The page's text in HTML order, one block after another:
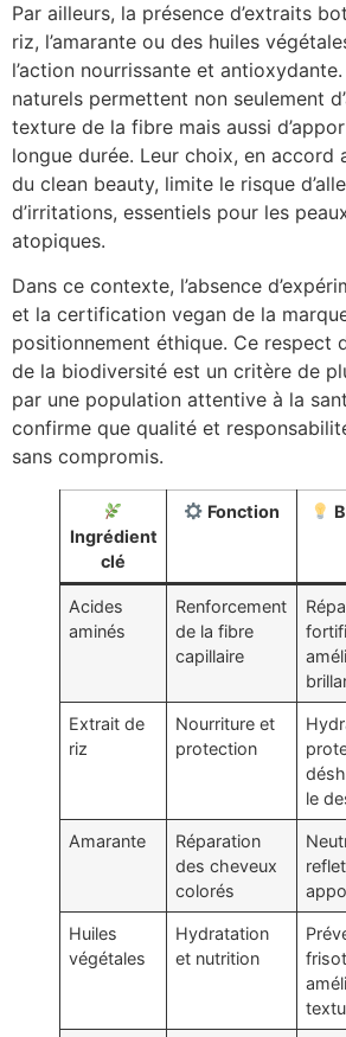
Par ailleurs, la présence d’extraits
riz, l’amarante ou des huiles
l’action nourrissante et
naturels permettent non seulement
texture de la fibre mais aussi
longue durée. Leur choix, en accord
du clean beauty, limite le risque
d’irritations, essentiels pour les
atopiques.
Dans ce contexte, l’absence
et la certification vegan de la
positionnement éthique. Ce respect
de la biodiversité est un critère de
par une population attentive à la
confirme que qualité et
sans compromis.
Ingrédient
clé
Fonction
Acides
aminés
Renforcement
de la fibre
capillaire
Extrait de
riz
Nourriture et
protection
le
Amarante
Réparation
des cheveux
colorés
Huiles
végétales
Hydratation
et nutrition